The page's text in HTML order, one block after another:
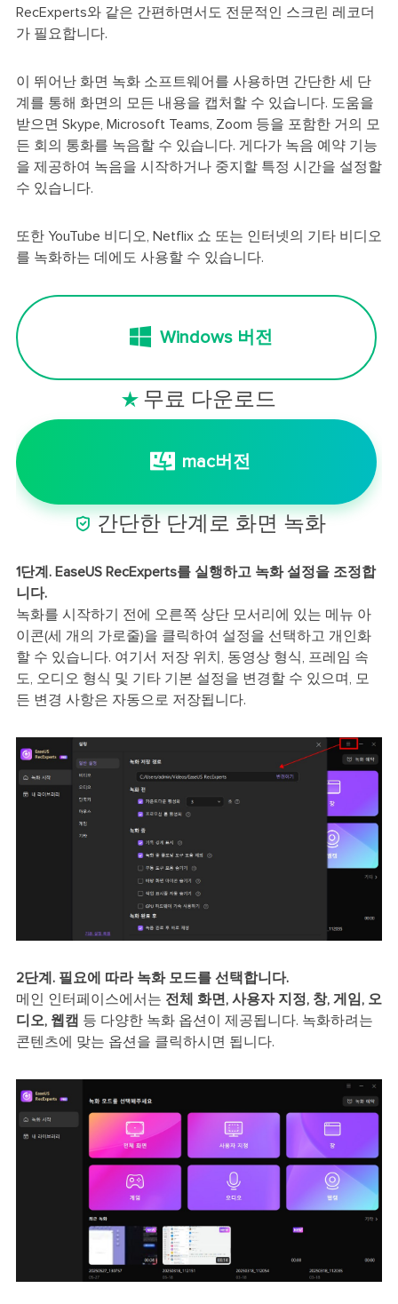
RecExperts와 같은 간편하면서도 전문적인 스크린 레코더
가 필요합니다.
이 뛰어난 화면 녹화 소프트웨어를 사용하면 간단한 세 단
계를 통해 화면의 모든 내용을 캡처할 수 있습니다. 도움을
받으면 Skype, Microsoft Teams, Zoom 등을 포함한 거의 모
든 회의 통화를 녹음할 수 있습니다. 게다가 녹음 예약 기능
을 제공하여 녹음을 시작하거나 중지할 특정 시간을 설정할
수 있습니다.
또한 YouTube 비디오, Netflix 쇼 또는 인터넷의 기타 비디오
를 녹화하는 데에도 사용할 수 있습니다.
Windows 버전
 무료 다운로드
mac버전
 간단한 단계로 화면 녹화
1단계. EaseUS RecExperts를 실행하고 녹화 설정을 조정합
니다.
녹화를 시작하기 전에 오른쪽 상단 모서리에 있는 메뉴 아
이콘(세 개의 가로줄)을 클릭하여 설정을 선택하고 개인화
할 수 있습니다. 여기서 저장 위치, 동영상 형식, 프레임 속
도, 오디오 형식 및 기타 기본 설정을 변경할 수 있으며, 모
든 변경 사항은 자동으로 저장됩니다.
2단계. 필요에 따라 녹화 모드를 선택합니다.
메인 인터페이스에서는 전체 화면, 사용자 지정, 창, 게임, 오
디오, 웹캠 등 다양한 녹화 옵션이 제공됩니다. 녹화하려는
콘텐츠에 맞는 옵션을 클릭하시면 됩니다.